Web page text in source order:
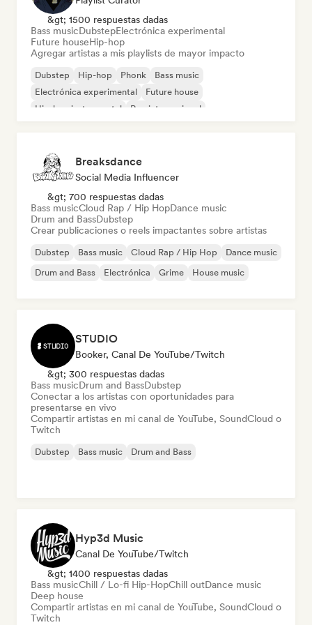
&gt; 1500 respuestas dadas
Bass musicDubstepElectrónica experimental
Future houseHip-hop
Agregar artistas a mis playlists de mayor impacto
Dubstep Hip-hop Phonk
Bass music
Electrónica experimental
Future house
Hip-hop instrumental
Rap internacional
Breaksdance
Social Media Influencer
&gt; 700 respuestas dadas
Bass musicCloud Rap / Hip HopDance music
Drum and BassDubstep
Crear publicaciones o reels impactantes sobre artistas
Dubstep Bass music Cloud Rap / Hip Hop
Dance music
Drum and Bass
Electrónica Grime House music
STUDIO
Booker, Canal De YouTube/Twitch
&gt; 300 respuestas dadas
Bass musicDrum and BassDubstep
Conectar a los artistas con oportunidades para
presentarse en vivo
Compartir artistas en mi canal de YouTube, SoundCloud o
Twitch
Dubstep Bass music Drum and Bass
Hyp3d Music
Canal De YouTube/Twitch
&gt; 1400 respuestas dadas
Bass musicChill / Lo-fi Hip-HopChill outDance music
Deep house
Compartir artistas en mi canal de YouTube, SoundCloud o
Twitch